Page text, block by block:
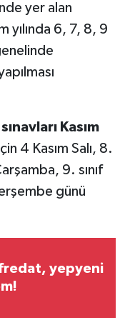
yer alan
6, 7, 8, 9
Kasım
4 Kasım Salı, 8.
9. sınıf
günü
yepyeni